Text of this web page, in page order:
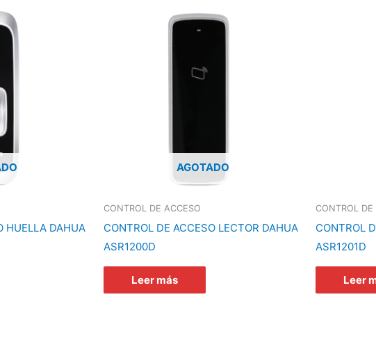
HUELLA DAHUA
AGOTADO
CONTROL DE ACCESO
CONTROL DE ACCESO LECTOR DAHUA
ASR1200D
Leer más
CONTROL DE
CONTROL
ASR1201D
Leer